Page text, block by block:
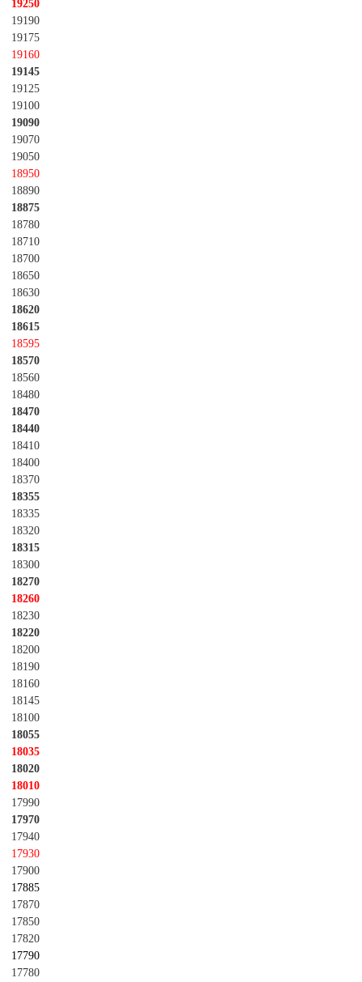
19250
19190
19175
19160
19145
19125
19100
19090
19070
19050
18950
18890
18875
18780
18710
18700
18650
18630
18620
18615
18595
18570
18560
18480
18470
18440
18410
18400
18370
18355
18335
18320
18315
18300
18270
18260
18230
18220
18200
18190
18160
18145
18100
18055
18035
18020
18010
17990
17970
17940
17930
17900
17885
17870
17850
17820
17790
17780